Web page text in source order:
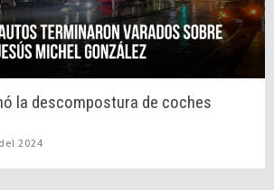
la descompostura de coches
2024